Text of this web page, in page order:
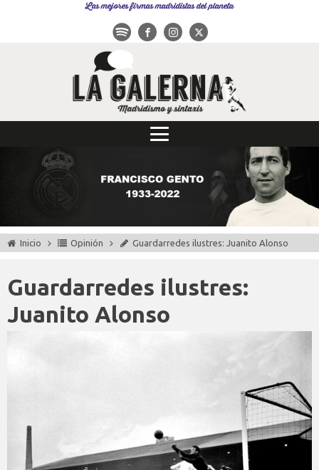
Las mejores firmas madridistas del planeta
Inicio Opinión Guardarredes ilustres: Juanito Alonso
Guardarredes ilustres:
Juanito Alonso